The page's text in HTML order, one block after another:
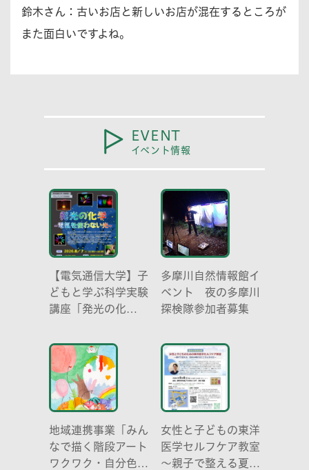
鈴木さん： 古いお店と新しいお店が混在するところが
また面白いですよね。
EVENT
イベント情報
【電気通信大学】子
どもと学ぶ科学実験
講座「発光の化
い光-」
多摩川自然情報館イ
ベント 夜の多摩川
探検隊参加者募集
地域連携事業「みん
なで描く階段アート
ワクワク・自分色の
女性と子どもの東洋
医学セルフケア教室
～親子で整える夏休